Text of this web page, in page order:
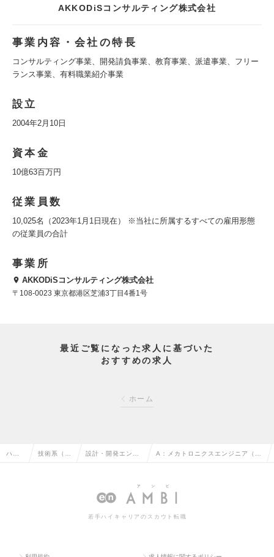
AKKODiSコンサルティング株式会社
事業内容・会社の特長
コンサルティング事業、開発請負事業、教育事業、派遣事業、フリー
ランス事業、有料職業紹介事業
設立
2004年2月10日
資本金
10億63百万円
従業員数
10,025名（2023年1月1日現在） ※当社に所属するすべての雇用形態
の従業員の合計
事業所
AKKODiSコンサルティング株式会社
〒108-0023 東京都港区芝浦3丁目4番1号
最近ご覧になった求人に基づいた
おすすめの求人
ホーム
ハイ 技術系（電 設計・開発エンジ
気・電子・半導
A：メカトロニクスエンジニア（マ
航空機開発プロジェクト＜愛知県
若手ハイキャリアのスカウト転職